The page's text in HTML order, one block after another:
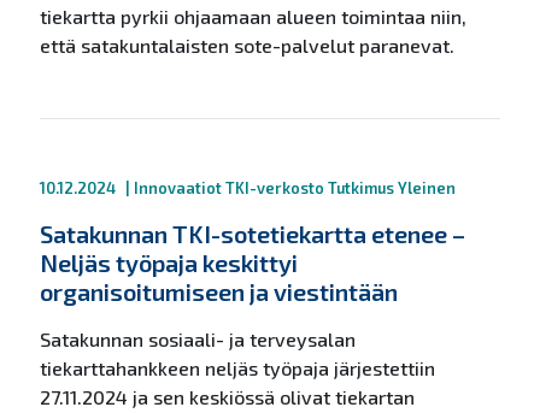
tiekartta pyrkii ohjaamaan alueen toimintaa niin,
että satakuntalaisten sote-palvelut paranevat.
10.12.2024 InnovaatiotTKI-verkosto TutkimusYleinen
Satakunnan TKI-sotetiekartta etenee –
Neljäs työpaja keskittyi
organisoitumiseen ja viestintään
Satakunnan sosiaali- ja terveysalan
tiekarttahankkeen neljäs työpaja järjestettiin
27.11.2024 ja sen keskiössä olivat tiekartan